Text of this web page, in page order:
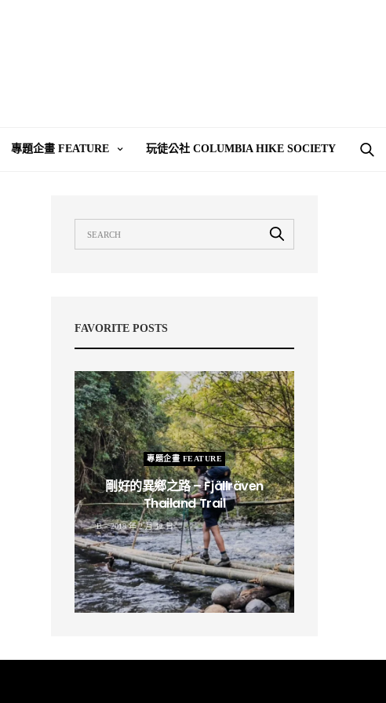
專題企畫 FEATURE 玩徒公社 COLUMBIA HIKE SOCIETY
FAVORITE POSTS
專題企畫 FEATURE
剛好的異鄉之路 – Fjällräven
Thailand Trail
B 2019 年 2 月 12 日